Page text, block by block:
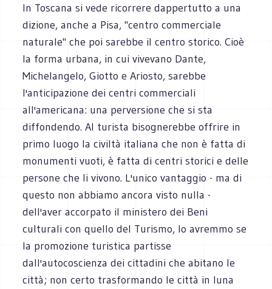
In Toscana si vede ricorrere dappertutto a una
dizione, anche a Pisa, "centro commerciale
naturale" che poi sarebbe il centro storico. Cioè
la forma urbana, in cui vivevano Dante,
Michelangelo, Giotto e Ariosto, sarebbe
l'anticipazione dei centri commerciali
all'americana: una perversione che si sta
diffondendo. Al turista bisognerebbe offrire in
primo luogo la civiltà italiana che non è fatta di
monumenti vuoti, è fatta di centri storici e delle
persone che li vivono. L'unico vantaggio - ma di
questo non abbiamo ancora visto nulla -
dell'aver accorpato il ministero dei Beni
culturali con quello del Turismo, lo avremmo se
la promozione turistica partisse
dall'autocoscienza dei cittadini che abitano le
città; non certo trasformando le città in luna